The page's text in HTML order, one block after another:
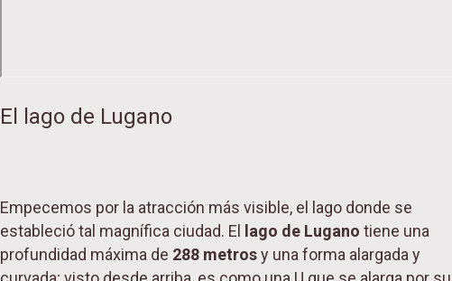
El lago de Lugano
Empecemos por la atracción más visible, el lago donde se
estableció tal magnífica ciudad. El
lago de Lugano tiene una
profundidad máxima de 288 metrosy una forma alargada y